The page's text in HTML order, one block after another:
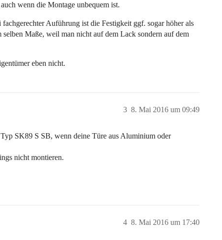
wenn die Montage unbequem ist.
Auführung ist die Festigkeit ggf. sogar höher als
Maße, weil man nicht auf dem Lack sondern auf dem
eben nicht.
8. Mai 2016 um 09:49
3
SK89 S SB, wenn deine Türe aus Aluminium oder
nicht montieren.
8. Mai 2016 um 17:40
4